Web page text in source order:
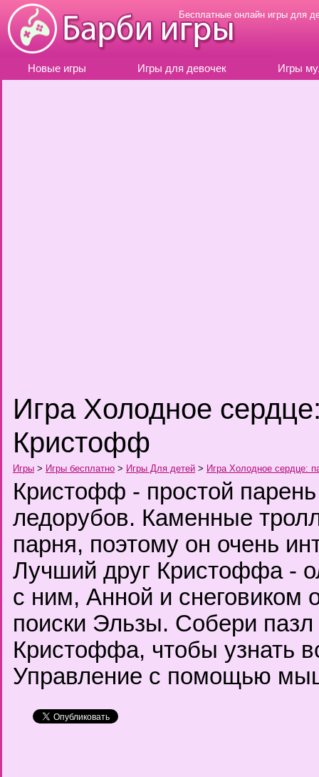
Бесплатные онлайн игры для
Новые игры Игры для девочек Игры
Игра Холодное
Кристофф
Игры > Игры бесплатно > Игры Для детей > Игра Холодное сердце:
Кристофф - простой
ледорубов. Каменные
парня, поэтому он очень
Лучший друг Кристоффа -
с ним, Анной и снеговиком
поиски Эльзы. Собери
Кристоффа, чтобы узнать
Управление с помощью